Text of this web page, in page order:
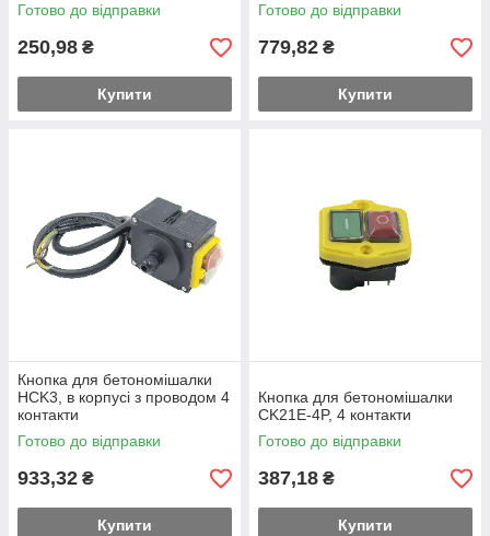
Готово до відправки
250,98 ₴
Купити
Готово до відправки
779,82 ₴
Купити
Кнопка для бетономішалки
HCK3, в корпусі з проводом 4
контакти
Готово до відправки
933,32 ₴
Купити
Кнопка для бетономішалки
CK21E-4P, 4 контакти
Готово до відправки
387,18 ₴
Купити